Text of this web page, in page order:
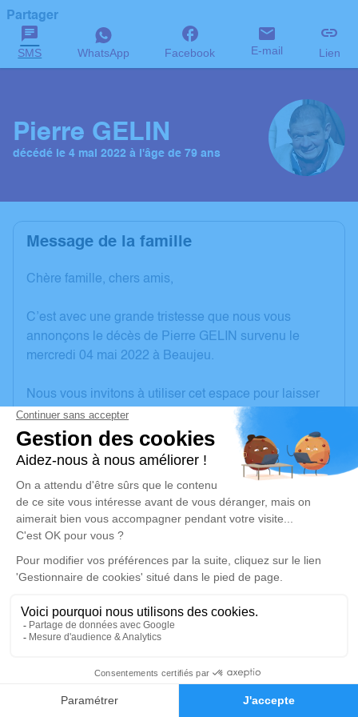
Faire-part Hommages
Partager
SMS WhatsApp Facebook E-mail Lien
Pierre GELIN
décédé le 4 mai 2022 à l'âge de 79 ans
Message de la famille
Chère famille, chers amis,
C’est avec une grande tristesse que nous vous
annonçons le décès de Pierre GELIN survenu le
mercredi 04 mai 2022 à Beaujeu.
Nous vous invitons à utiliser cet espace pour laisser
vos condoléances, partager des photos souvenirs,
une anecdote ou exprimer vos pensées à travers des
poèmes ou des textes. Cet endroit est un lieu
d'expression dédié à honorer la mémoire de Pierre
GELIN.
Un service de plantation d’arbre hommage est
disponible ici.
Je rends hommage
Cérémonie religieuse
Église Saint Nicolas de Beaujeu
64, Rue de la République
69430 Beaujeu